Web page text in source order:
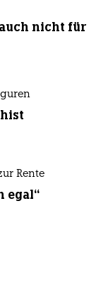
nicht für
Rente
egal“